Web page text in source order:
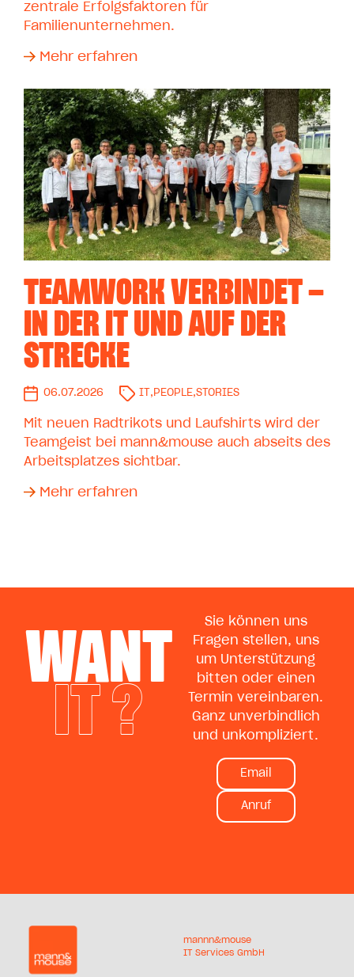
zentrale Erfolgsfaktoren für
Familienunternehmen.
Mehr erfahren
TEAMWORK VERBINDET –
IN DER IT UND AUF DER
STRECKE
06.07.2026 IT , PEOPLE,STORIES
Mit neuen Radtrikots und Laufshirts wird der
Teamgeist bei mann&mouse auch abseits des
Arbeitsplatzes sichtbar.
Mehr erfahren
WANT
IT ?
Sie können uns
Fragen stellen, uns
um Unterstützung
bitten oder einen
Termin vereinbaren.
Ganz unverbindlich
und unkompliziert.
Email
Anruf
mannn&mouse
IT Services GmbH